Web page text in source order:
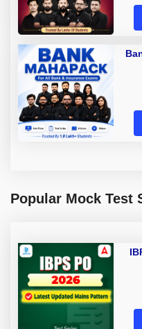
Popular Mock Test